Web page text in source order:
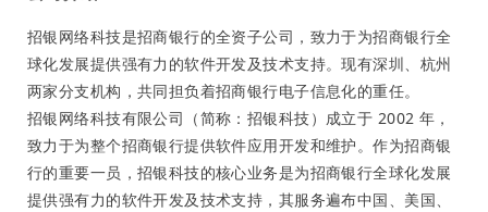
招银网络科技是招商银行的全资子公司，致力于为招商银行全
球化发展提供强有力的软件开发及技术支持。现有深圳、杭州
两家分支机构，共同担负着招商银行电子信息化的重任。
招银网络科技有限公司（简称：招银科技）成立于 2002 年，
致力于为整个招商银行提供软件应用开发和维护。作为招商银
行的重要一员，招银科技的核心业务是为招商银行全球化发展
提供强有力的软件开发及技术支持，其服务遍布中国、美国、